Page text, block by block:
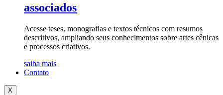
associados
Acesse teses, monografias e textos técnicos com resumos
descritivos, ampliando seus conhecimentos sobre artes cênicas
e processos criativos.
saiba mais
Contato
X